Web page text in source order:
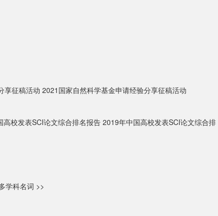
享征稿活动 2021国家自然科学基金申请经验分享征稿活动
高校发表SCI论文综合排名报告 2019年中国高校发表SCI论文综合排
学科名词 >>